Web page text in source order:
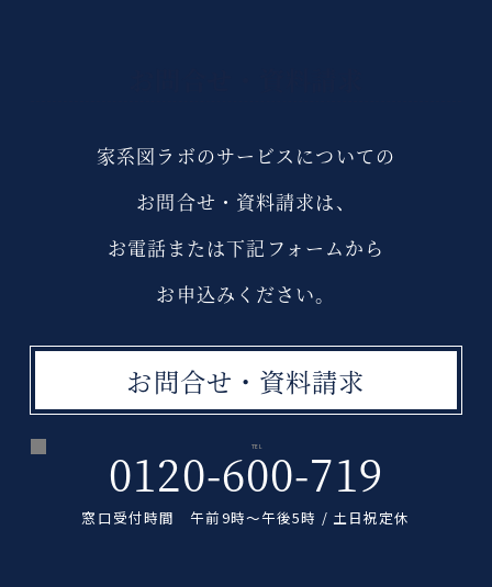
家系図ラボのサービスについての
お問合せ・資料請求は、
お電話または下記フォームから
お申込みください。
お問合せ・資料請求
TEL
0120-600-719
窓口受付時間 午前9時〜午後5時 / 土日祝定休